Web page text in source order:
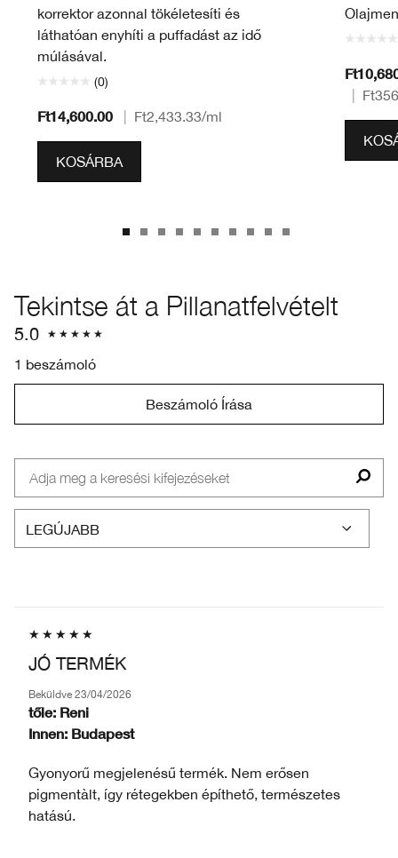
korrektor azonnal tökéletesíti és
láthatóan enyhíti a puffadást az idő
múlásával.
(0)
Ft14,600.00 Ft2,433.33/ml
KOSÁRBA
Tekintse át a Pillanatfelvételt
5.0
1 beszámoló
Beszámoló Írása
JÓ TERMÉK
Beküldve 23/04/2026
tőle: Reni
Innen: Budapest
Gyonyorű megjelenésű termék. Nem erősen
pigmentàlt, így rétegekben építhető, természetes
hatású.